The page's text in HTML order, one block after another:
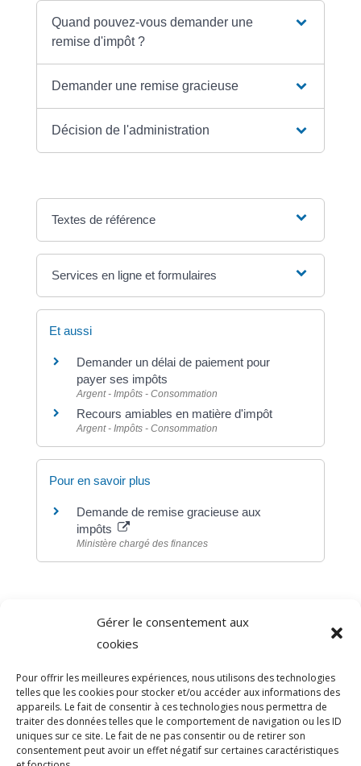
Gérer le consentement aux
cookies
Pour offrir les meilleures expériences, nous utilisons des technologies
telles que les cookies pour stocker et/ou accéder aux informations des
appareils. Le fait de consentir à ces technologies nous permettra de
traiter des données telles que le comportement de navigation ou les ID
uniques sur ce site. Le fait de ne pas consentir ou de retirer son
consentement peut avoir un effet négatif sur certaines caractéristiques
Quand pouvez-vous demander une
remise d'impôt ?
Demander une remise gracieuse
Décision de l'administration
Textes de référence
Services en ligne et formulaires
Et aussi
Demander un délai de paiement pour
payer ses impôts
Argent - Impôts - Consommation
Recours amiables en matière d'impôt
Argent - Impôts - Consommation
Pour en savoir plus
Demande de remise gracieuse aux
impôts
Ministère chargé des finances
Direction de l'information légale et administrative
comarquage developpé par